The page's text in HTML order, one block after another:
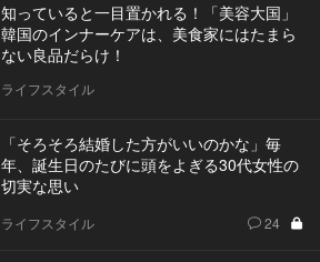
知っていると一目置かれる！「美容大国」
韓国のインナーケアは、美食家にはたまら
ない良品だらけ！
ライフスタイル
「そろそろ結婚した方がいいのかな」毎
年、誕生日のたびに頭をよぎる30代女性の
切実な思い
ライフスタイル 24